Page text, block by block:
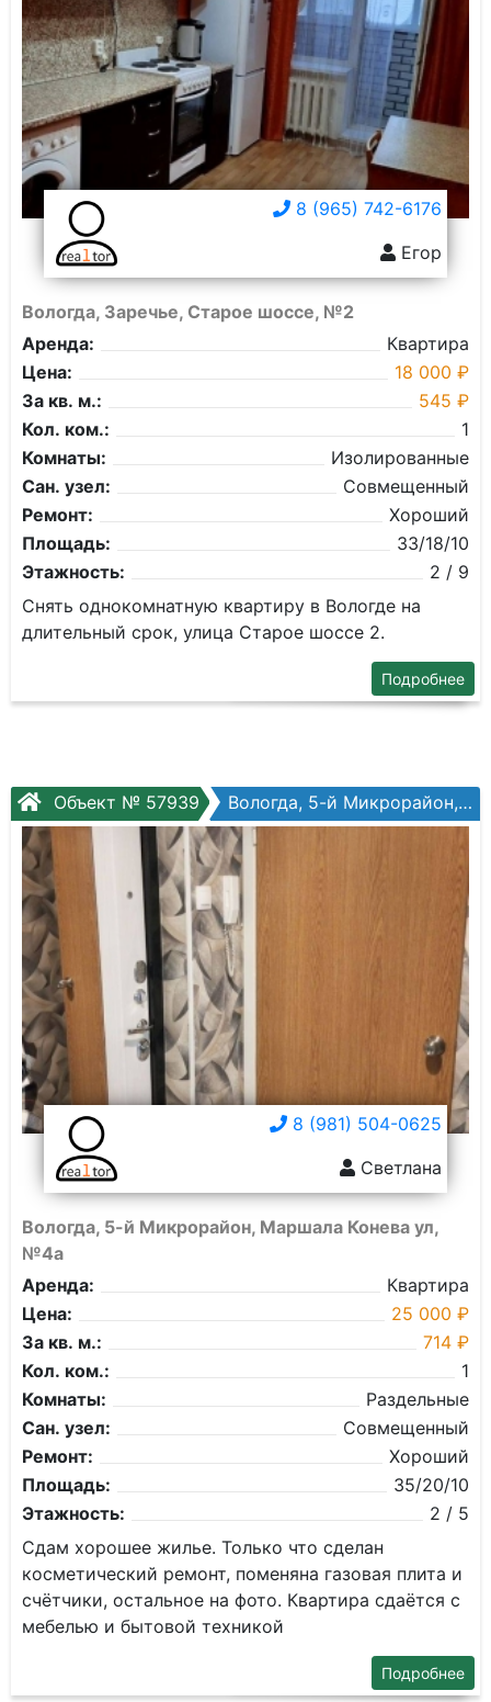
8 (965) 742-6176
Егор
Вологда, Заречье, Старое шоссе, №2
Аренда:
Квартира
Цена:
18 000 ₽
За кв. м.:
545 ₽
Кол. ком.:
1
Комнаты:
Изолированные
Сан. узел:
Совмещенный
Ремонт:
Хороший
Площадь:
33/18/10
Этажность:
2 / 9
Снять однокомнатную квартиру в Вологде на
длительный срок, улица Старое шоссе 2.
Подробнее
Объект № 57939 Вологда, 5-й Микрорайон, Маршала Конева ул, №4а
8 (981) 504-0625
Светлана
Вологда, 5-й Микрорайон, Маршала Конева ул,
№4а
Аренда:
Квартира
Цена:
25 000 ₽
За кв. м.:
714 ₽
Кол. ком.:
1
Комнаты:
Раздельные
Сан. узел:
Совмещенный
Ремонт:
Хороший
Площадь:
35/20/10
Этажность:
2 / 5
Сдам хорошее жилье. Только что сделан
косметический ремонт, поменяна газовая плита и
счётчики, остальное на фото. Квартира сдаётся с
мебелью и бытовой техникой
Подробнее